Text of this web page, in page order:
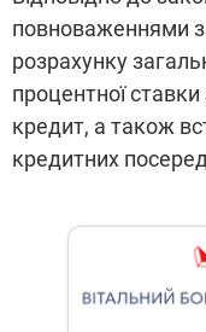
повноваженнями
розрахунку
процентної
кредит, а також
кредитних